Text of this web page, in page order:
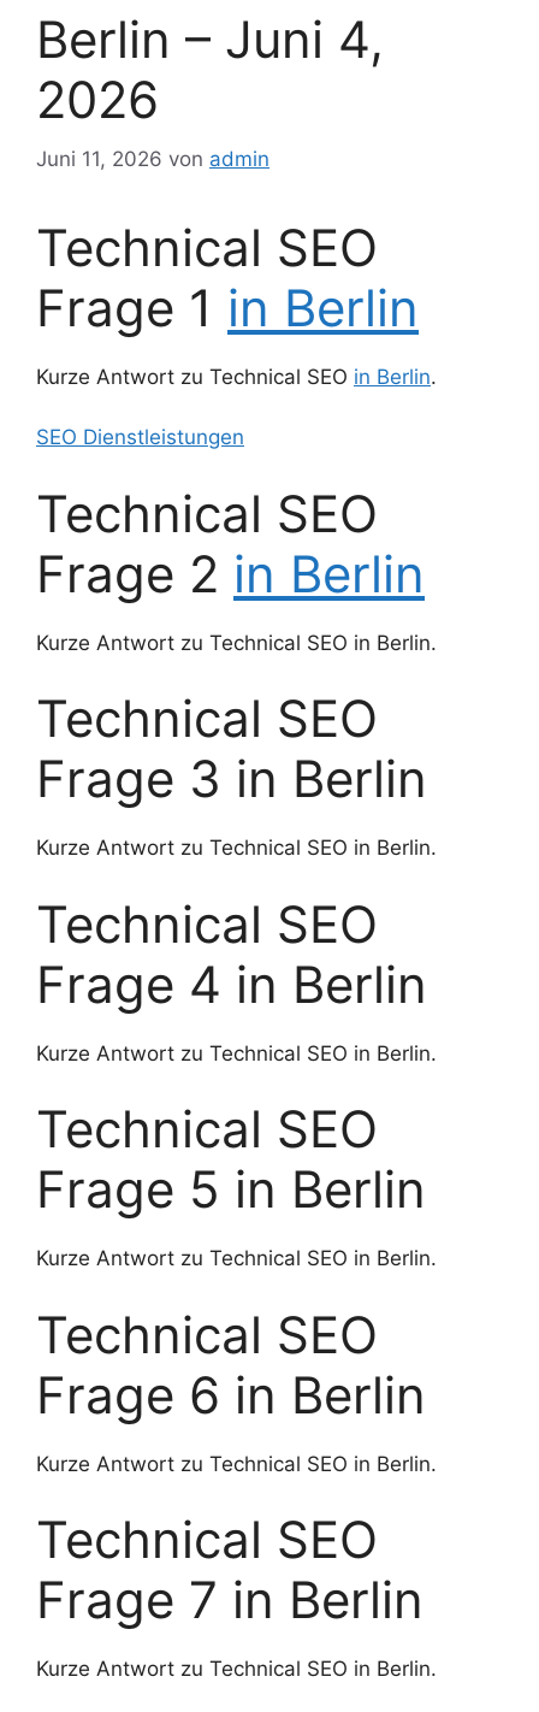
Berlin – Juni 4,
2026
Juni 11, 2026 von admin
Technical SEO
Frage 1 in Berlin
Kurze Antwort zu Technical SEO in Berlin.
SEO Dienstleistungen
Technical SEO
Frage 2 in Berlin
Kurze Antwort zu Technical SEO in Berlin.
Technical SEO
Frage 3 in Berlin
Kurze Antwort zu Technical SEO in Berlin.
Technical SEO
Frage 4 in Berlin
Kurze Antwort zu Technical SEO in Berlin.
Technical SEO
Frage 5 in Berlin
Kurze Antwort zu Technical SEO in Berlin.
Technical SEO
Frage 6 in Berlin
Kurze Antwort zu Technical SEO in Berlin.
Technical SEO
Frage 7 in Berlin
Kurze Antwort zu Technical SEO in Berlin.